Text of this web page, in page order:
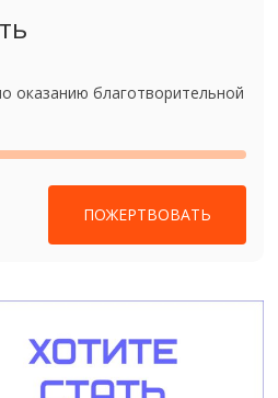
оказанию благотворительной
ПОЖЕРТВОВАТЬ